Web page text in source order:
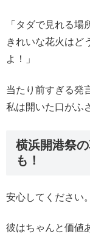
「タダで見れる
きれいな花火はど
よ！」
当たり前すぎる発
私は開いた口がふ
横浜開港祭
も！
安心してください。
彼はちゃんと価値